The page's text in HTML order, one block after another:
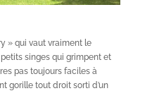
» qui vaut vraiment le
singes qui grimpent et
pas toujours faciles à
gorille tout droit sorti d’un